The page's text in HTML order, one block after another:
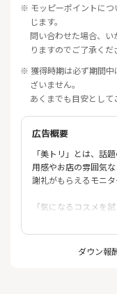
※ モッピーポイントにつ
じます。
問い合わせた場合、
りますのでご了承くだ
※ 獲得時期は必ず期間中
ざいません。
あくまでも目安として
広告概要
「美トリ」とは、話
用感やお店の雰囲気
謝礼がもらえるモニタ
「気になるコスメを
「エステに行ってみ
そんな方にぴったり
電話説明会をご用意
ダウン報